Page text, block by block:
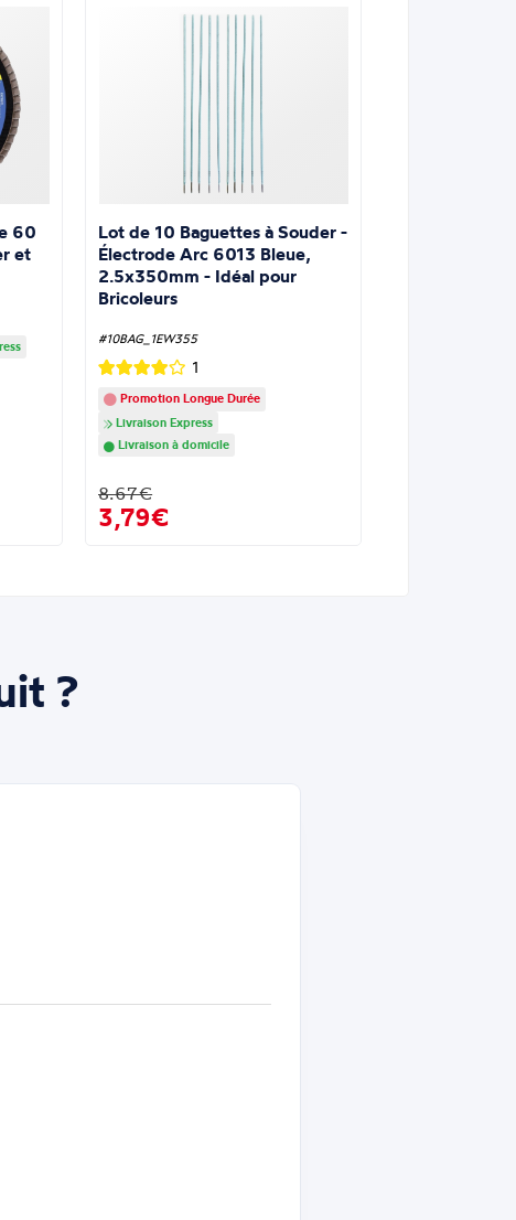
60
et
Lot de 10 Baguettes à Souder -
Électrode Arc 6013 Bleue,
2.5x350mm - Idéal pour
Bricoleurs
#10BAG_1EW355
1
Promotion Longue Durée
Livraison Express
Livraison à domicile
8.67€
3,79€
?